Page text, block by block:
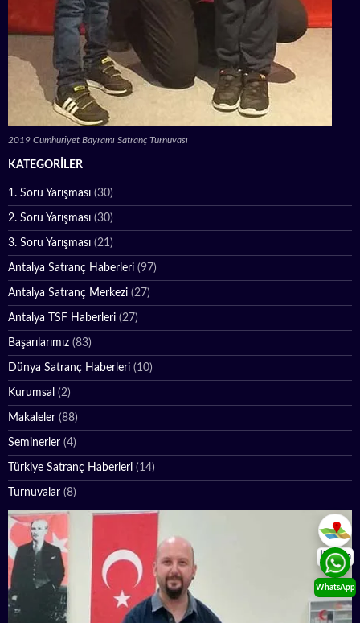
İletişim
WhatsApp
2019 Cumhuriyet Bayramı Satranç Turnuvası
KATEGORILER
1. Soru Yarışması (30)
2. Soru Yarışması (30)
3. Soru Yarışması (21)
Antalya Satranç Haberleri (97)
Antalya Satranç Merkezi (27)
Antalya TSF Haberleri (27)
Başarılarımız (83)
Dünya Satranç Haberleri (10)
Kurumsal (2)
Makaleler (88)
Seminerler (4)
Türkiye Satranç Haberleri (14)
Turnuvalar (8)